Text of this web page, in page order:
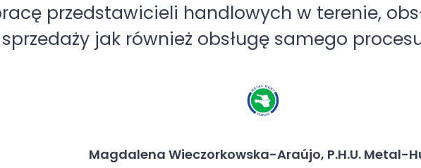
oraz zapewniamy lepszą obsługę klientów –
Robert Jazgarski, POLDOM